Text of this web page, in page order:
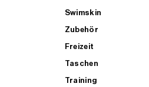
Swimskin
Zubehör
Freizeit
Taschen
Training